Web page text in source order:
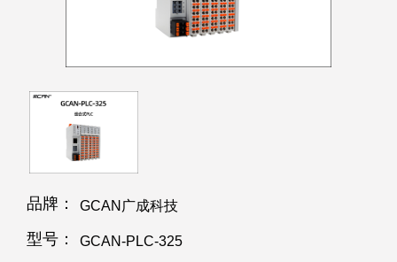
品牌： GCAN广成科技
型号： GCAN-PLC-325